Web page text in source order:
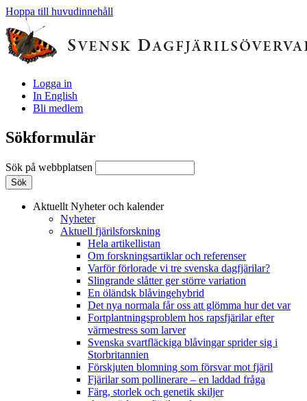
Hoppa till huvudinnehåll
Logga in
In English
Bli medlem
Sökformulär
Sök på webbplatsen
Aktuellt Nyheter och kalender
Nyheter
Aktuell fjärilsforskning
Hela artikellistan
Om forskningsartiklar och referenser
Varför förlorade vi tre svenska dagfjärilar?
Slingrande slåtter ger större variation
En öländsk blåvingehybrid
Det nya normala får oss att glömma hur det var
Fortplantningsproblem hos rapsfjärilar efter
värmestress som larver
Svenska svartfläckiga blåvingar sprider sig i
Storbritannien
Förskjuten blomning som försvar mot fjäril
Fjärilar som pollinerare – en laddad fråga
Färg, storlek och genetik skiljer